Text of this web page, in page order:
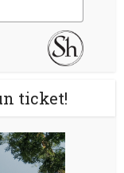
ticket!